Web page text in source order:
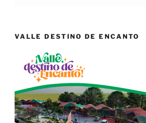
VALLE DESTINO DE ENCANTO